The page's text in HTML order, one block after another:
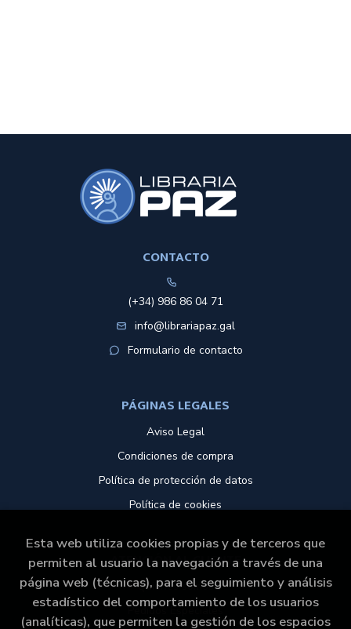
CONTACTO
(+34) 986 86 04 71
info@librariapaz.gal
Formulario de contacto
PÁGINAS LEGALES
Aviso Legal
Condiciones de compra
Política de protección de datos
Política de cookies
ATENCIÓN AL CLIENTE
Quiénes somos
Pedidos Especiales
Esta web utiliza cookies propias y de terceros que
permiten al usuario la navegación a través de una
página web (técnicas), para el seguimiento y análisis
estadístico del comportamiento de los usuarios
(analíticas), que permiten la gestión de los espacios